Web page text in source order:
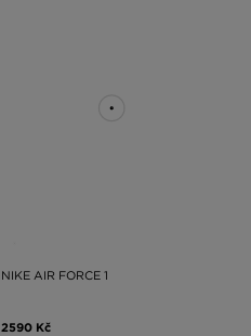
NIKE AIR FORCE 1
2590 Kč